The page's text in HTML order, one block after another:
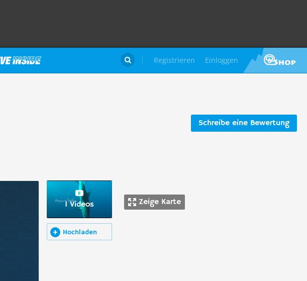
Registrieren Einloggen

Schreibe eine Bewertung
Zeige Karte
1 Videos
Hochladen